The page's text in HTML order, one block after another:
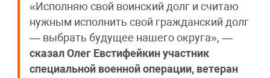
«Исполняю свой воинский долг и считаю
нужным исполнить свой гражданский долг
— выбрать будущее нашего округа», —
сказал Олег Евстифейкин участник
специальной военной операции, ветеран